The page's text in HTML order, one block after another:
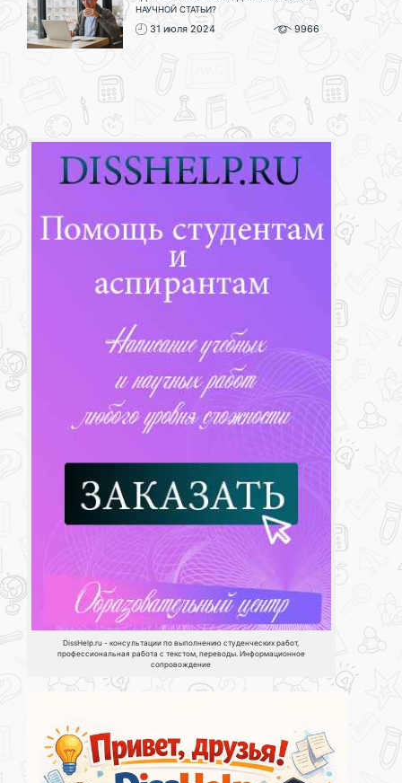
НАУЧНОЙ СТАТЬИ?
31 июля 2024 9966
DissHelp.ru - консультации по выполнению студенческих работ,
профессиональная работа с текстом, переводы. Информационное
сопровождение